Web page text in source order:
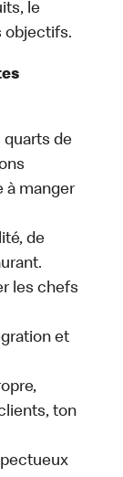
le
objectifs.
quarts de
à manger
de
les chefs
et
ton